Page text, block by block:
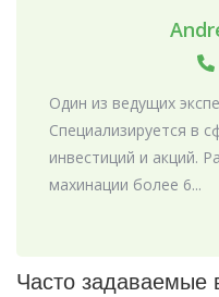
Один из ведущих
Специализируется в
инвестиций и акций.
махинации более 6...
Часто задаваемые